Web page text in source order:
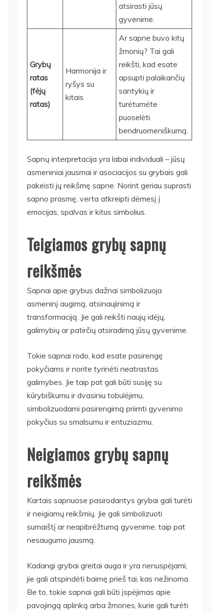
atsirasti jūsų
gyvenime.
Grybų
ratas
(fėjų
ratas)
Harmonija ir
ryšys su
kitais
Ar sapne buvo kitų
žmonių? Tai gali
reikšti, kad esate
apsupti palaikančių
santykių ir
turėtumėte
puoselėti
bendruomeniškumą.
Sapnų interpretacija yra labai individuali – jūsų
asmeniniai jausmai ir asociacijos su grybais gali
pakeisti jų reikšmę sapne. Norint geriau suprasti
sapno prasmę, verta atkreipti dėmesį į
emocijas, spalvas ir kitus simbolius.
Teigiamos grybų sapnų
reikšmės
Sapnai apie grybus dažnai simbolizuoja
asmeninį augimą, atsinaujinimą ir
transformaciją. Jie gali reikšti naujų idėjų,
galimybių ar patirčių atsiradimą jūsų gyvenime.
Tokie sapnai rodo, kad esate pasirengę
pokyčiams ir norite tyrinėti neatrastas
galimybes. Jie taip pat gali būti susiję su
kūrybiškumu ir dvasiniu tobulėjimu,
simbolizuodami pasirengimą priimti gyvenimo
pokyčius su smalsumu ir entuziazmu.
Neigiamos grybų sapnų
reikšmės
Kartais sapnuose pasirodantys grybai gali turėti
ir neigiamų reikšmių. Jie gali simbolizuoti
sumaištį ar neapibrėžtumą gyvenime, taip pat
nesaugumo jausmą.
Kadangi grybai greitai auga ir yra nenuspėjami,
jie gali atspindėti baimę prieš tai, kas nežinoma.
Be to, tokie sapnai gali būti įspėjimas apie
pavojingą aplinką arba žmones, kurie gali turėti